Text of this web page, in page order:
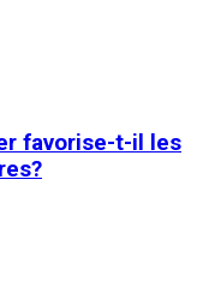
favorise-t-il les